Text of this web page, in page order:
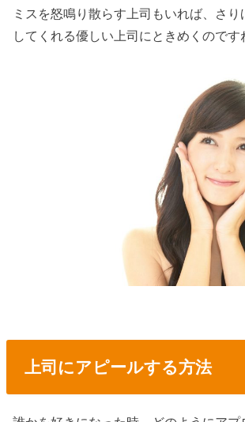
ミスを怒鳴り散らす上司もいれば、さり
してくれる優しい上司にときめくのです
上司にアピールする方法